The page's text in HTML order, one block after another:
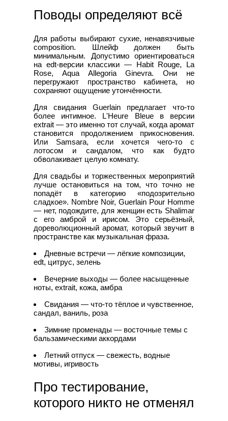
Поводы определяют всё
Для работы выбирают сухие, ненавязчивые
composition. Шлейф должен быть
минимальным. Допустимо ориентироваться
на edt-версии классики — Habit Rouge, La
Rose, Aqua Allegoria Ginevra. Они не
перегружают пространство кабинета, но
сохраняют ощущение утончённости.
Для свидания Guerlain предлагает что-то
более интимное. L'Heure Bleue в версии
extrait — это именно тот случай, когда аромат
становится продолжением прикосновения.
Или Samsara, если хочется чего-то с
лотосом и сандалом, что как будто
обволакивает целую комнату.
Для свадьбы и торжественных мероприятий
лучше остановиться на том, что точно не
попадёт в категорию «подозрительно
сладкое». Nombre Noir, Guerlain Pour Homme
— нет, подождите, для женщин есть Shalimar
с его амброй и ирисом. Это серьёзный,
дореволюционный аромат, который звучит в
пространстве как музыкальная фраза.
Дневные встречи — лёгкие композиции,
edt, цитрус, зелень
Вечерние выходы — более насыщенные
ноты, extrait, кожа, амбра
Свидания — что-то тёплое и чувственное,
сандал, ваниль, роза
Зимние променады — восточные темы с
бальзамическими аккордами
Летний отпуск — свежесть, водные
мотивы, игривость
Про тестирование,
которого никто не отменял